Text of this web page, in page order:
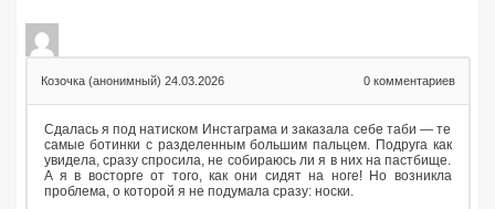
Козочка (анонимный) 24.03.2026 0комментариев
Сдалась я под натиском Инстаграма и заказала себе таби — те
самые ботинки с разделенным большим пальцем. Подруга как
увидела, сразу спросила, не собираюсь ли я в них на пастбище.
А я в восторге от того, как они сидят на ноге! Но возникла
проблема, о которой я не подумала сразу: носки.